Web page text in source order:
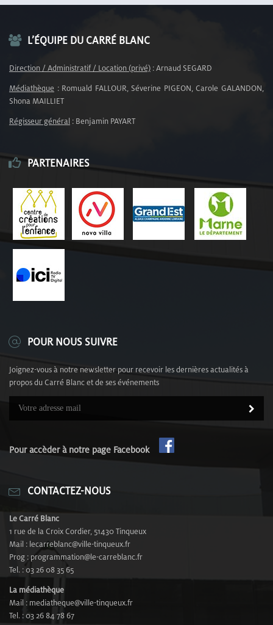
L’ÉQUIPE DU CARRÉ BLANC
Direction / Administratif / Location (privé) : Arnaud SEGARD
Médiathèque : Romuald FALLOUR, Séverine PIGEON, Carole GALANDON,
Shona MAILLIET
Régisseur général : Benjamin PAYART
PARTENAIRES
POUR NOUS SUIVRE
Joignez-vous à notre newsletter pour recevoir les dernières actualités à
propos du Carré Blanc et de ses événements
Pour accèder à notre page Facebook
CONTACTEZ-NOUS
Le Carré Blanc
1 rue de la Croix Cordier, 51430 Tinqueux
Mail : lecarreblanc@ville-tinqueux.fr
Prog : programmation@le-carreblanc.fr
Tel. : 03 26 08 35 65
La médiathèque
Mail : mediatheque@ville-tinqueux.fr
Tel. : 03 26 84 78 67